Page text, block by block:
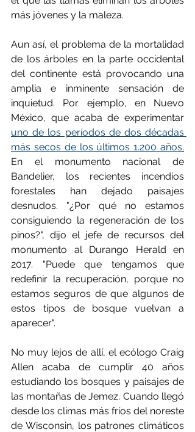
más jóvenes y la maleza.
Aun así, el problema de la mortalidad
de los árboles en la parte occidental
del continente está provocando una
amplia e inminente sensación de
inquietud. Por ejemplo, en Nuevo
uno de los períodos de dos décadas
más secos de los últimos 1.200 años.
En el monumento nacional de
Bandelier, los recientes incendios
forestales han dejado paisajes
desnudos. "¿Por qué no estamos
consiguiendo la regeneración de los
pinos?", dijo el jefe de recursos del
monumento al Durango Herald en
2017. "Puede que tengamos que
redefinir la recuperación, porque no
estamos seguros de que algunos de
estos tipos de bosque vuelvan a
aparecer".
No muy lejos de allí, el ecólogo Craig
Allen acaba de cumplir 40 años
estudiando los bosques y paisajes de
las montañas de Jemez. Cuando llegó
desde los climas más fríos del noreste
de Wisconsin, los patrones climáticos